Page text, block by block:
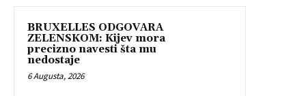
BRUXELLES ODGOVARA
ZELENSKOM: Kijev mora
precizno navesti šta mu
nedostaje
6 Augusta, 2026